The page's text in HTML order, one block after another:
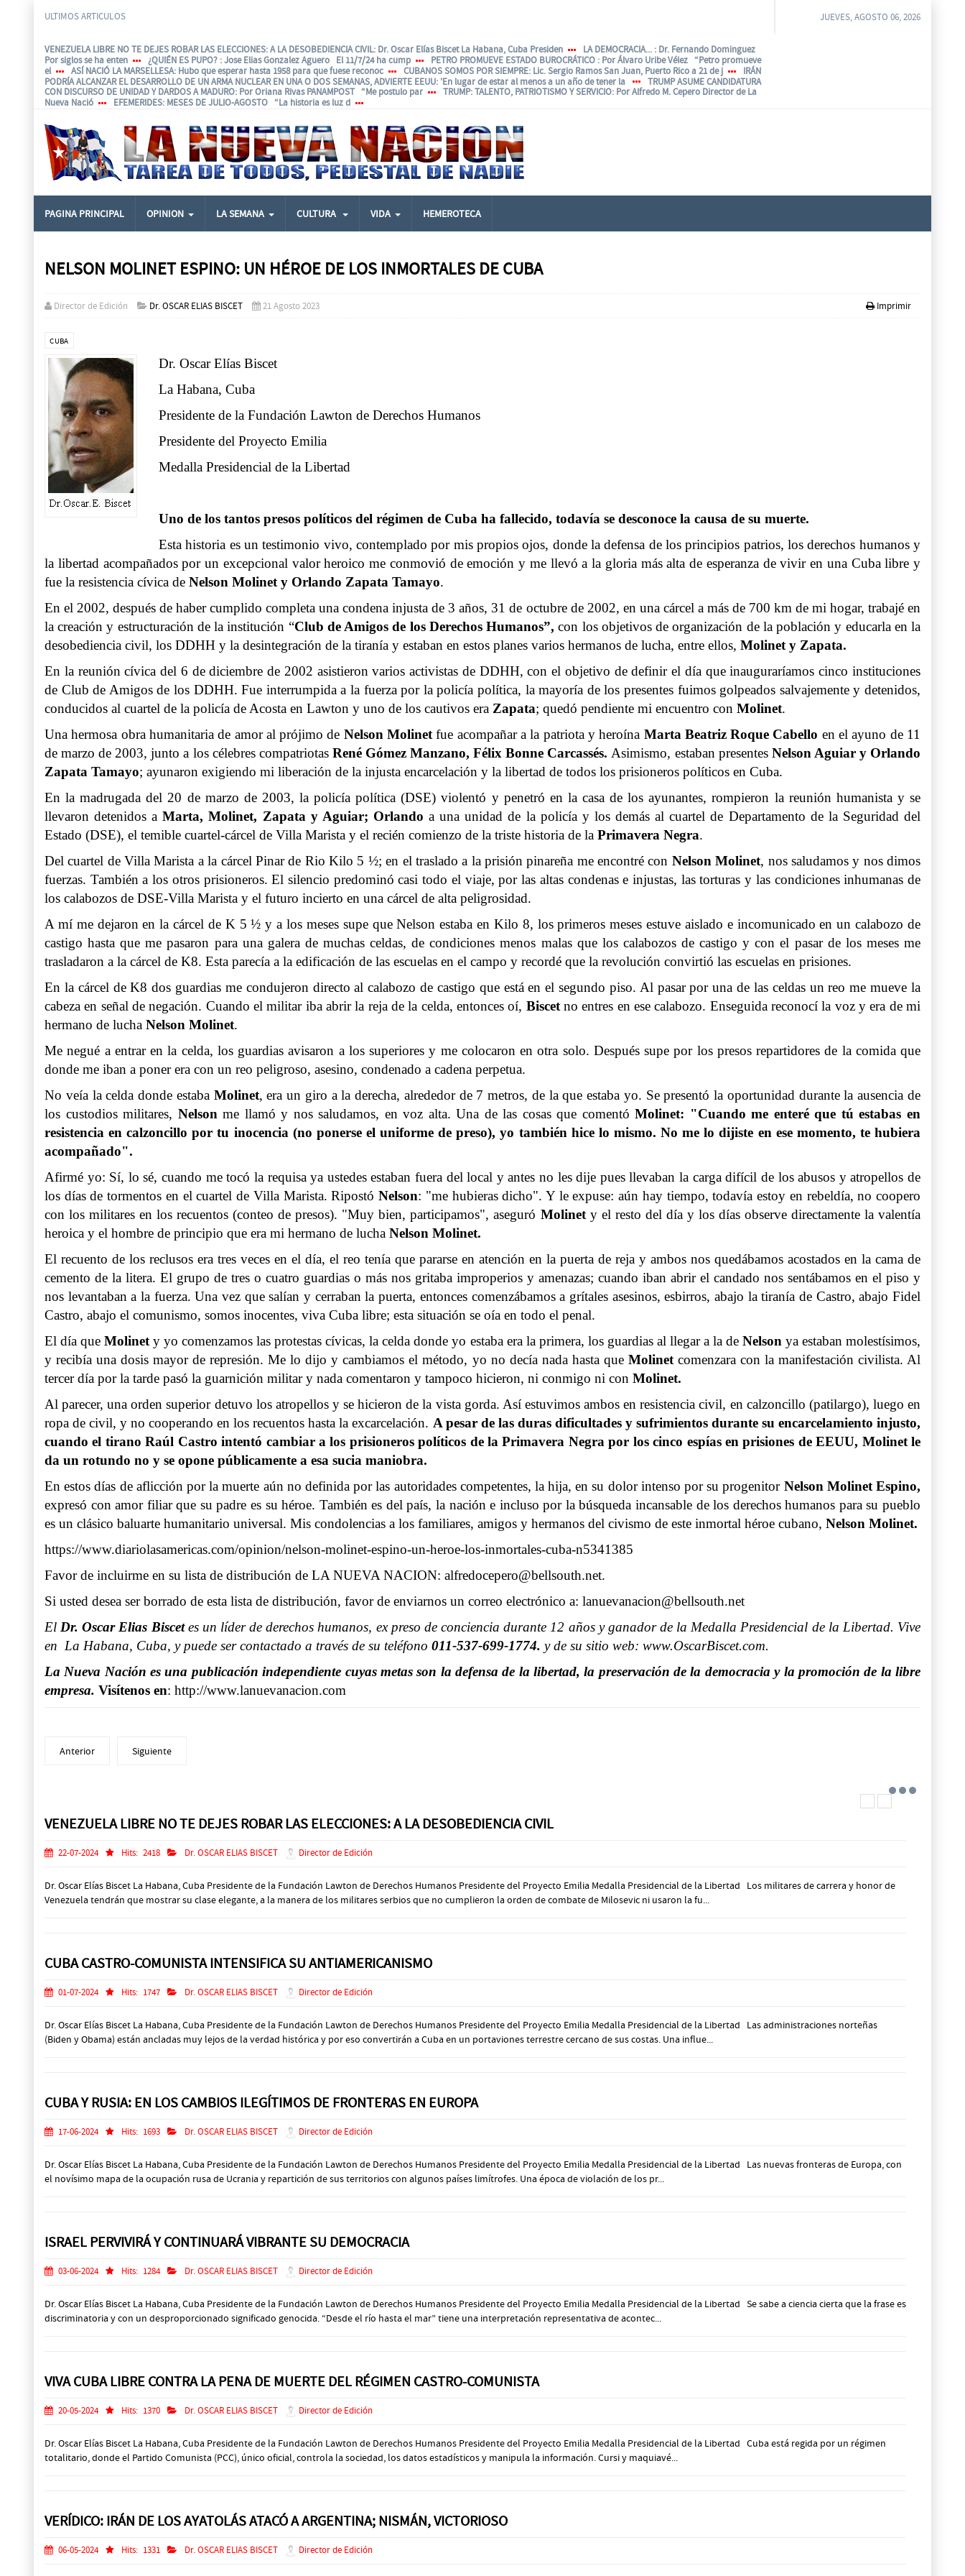
ULTIMOS ARTICULOS
VENEZUELA LIBRE NO TE DEJES ROBAR LAS ELECCIONES: A LA DESOBEDIENCIA CIVIL: Dr. Oscar Elías Biscet La Habana, Cuba Presiden LA DEMOCRACIA... : Dr. Fernando Dominguez
Por siglos se ha enten
¿QUIÉN ES PUPO? : Jose Elias Gonzalez Aguero El 11/7/24 ha cump PETRO PROMUEVE ESTADO BUROCRÁTICO : Por Álvaro Uribe Vélez “Petro promueve
el
ASÍ NACIÓ LA MARSELLESA: Hubo que esperar hasta 1958 para que fuese reconoc CUBANOS SOMOS POR SIEMPRE: Lic. Sergio Ramos San Juan, Puerto Rico a 21 de j
IRÁN
PODRÍA ALCANZAR EL DESARROLLO DE UN ARMA NUCLEAR EN UNA O DOS SEMANAS, ADVIERTE EEUU: 'En lugar de estar al menos a un año de tener la
TRUMP ASUME CANDIDATURA
CON DISCURSO DE UNIDAD Y DARDOS A MADURO: Por Oriana Rivas PANAMPOST “Me postulo par TRUMP: TALENTO, PATRIOTISMO Y SERVICIO: Por Alfredo M. Cepero Director de La
Nueva Nació
EFEMERIDES: MESES DE JULIO-AGOSTO “La historia es luz d
JUEVES, AGOSTO 06, 2026
PAGINA PRINCIPAL OPINION LA SEMANA CULTURA VIDA HEMEROTECA
NELSON MOLINET ESPINO: UN HÉROE DE LOS INMORTALES DE CUBA
Imprimir
Director de Edición Dr. OSCAR ELIAS BISCET 21 Agosto 2023
CUBA
Dr. Oscar Elías Biscet
La Habana, Cuba
Presidente de la Fundación Lawton de Derechos Humanos
Presidente del Proyecto Emilia
Medalla Presidencial de la Libertad
Uno de los tantos presos políticos del régimen de Cuba ha fallecido, todavía se desconoce la causa de su muerte.
Esta historia es un testimonio vivo, contemplado por mis propios ojos, donde la defensa de los principios patrios, los derechos humanos y
la libertad acompañados por un excepcional valor heroico me conmovió de emoción y me llevó a la gloria más alta de esperanza de vivir en una Cuba libre y
fue la resistencia cívica de Nelson Molinet y Orlando Zapata Tamayo.
En el 2002, después de haber cumplido completa una condena injusta de 3 años, 31 de octubre de 2002, en una cárcel a más de 700 km de mi hogar, trabajé en
la creación y estructuración de la institución “Club de Amigos de los Derechos Humanos”, con los objetivos de organización de la población y educarla en la
desobediencia civil, los DDHH y la desintegración de la tiranía y estaban en estos planes varios hermanos de lucha, entre ellos, Molinet y Zapata.
En la reunión cívica del 6 de diciembre de 2002 asistieron varios activistas de DDHH, con el objetivo de definir el día que inauguraríamos cinco instituciones
de Club de Amigos de los DDHH. Fue interrumpida a la fuerza por la policía política, la mayoría de los presentes fuimos golpeados salvajemente y detenidos,
conducidos al cuartel de la policía de Acosta en Lawton y uno de los cautivos era Zapata; quedó pendiente mi encuentro con Molinet.
Una hermosa obra humanitaria de amor al prójimo de Nelson Molinet fue acompañar a la patriota y heroína Marta Beatriz Roque Cabello en el ayuno de 11
de marzo de 2003, junto a los célebres compatriotas René Gómez Manzano, Félix Bonne Carcassés. Asimismo, estaban presentes Nelson Aguiar y Orlando
Zapata Tamayo; ayunaron exigiendo mi liberación de la injusta encarcelación y la libertad de todos los prisioneros políticos en Cuba.
En la madrugada del 20 de marzo de 2003, la policía política (DSE) violentó y penetró en la casa de los ayunantes, rompieron la reunión humanista y se
llevaron detenidos aMarta, Molinet, Zapata y Aguiar; Orlando a una unidad de la policía y los demás al cuartel de Departamento de la Seguridad del
Estado (DSE), el temible cuartel-cárcel de Villa Marista y el recién comienzo de la triste historia de la Primavera Negra.
Del cuartel de Villa Marista a la cárcel Pinar de Rio Kilo 5 ½; en el traslado a la prisión pinareña me encontré con Nelson Molinet, nos saludamos y nos dimos
fuerzas. También a los otros prisioneros. El silencio predominó casi todo el viaje, por las altas condenas e injustas, las torturas y las condiciones inhumanas de
los calabozos de DSE-Villa Marista y el futuro incierto en una cárcel de alta peligrosidad.
A mí me dejaron en la cárcel de K 5 ½ y a los meses supe que Nelson estaba en Kilo 8, los primeros meses estuve aislado e incomunicado en un calabozo de
castigo hasta que me pasaron para una galera de muchas celdas, de condiciones menos malas que los calabozos de castigo y con el pasar de los meses me
trasladaron a la cárcel de K8. Esta parecía a la edificación de las escuelas en el campo y recordé que la revolución convirtió las escuelas en prisiones.
En la cárcel de K8 dos guardias me condujeron directo al calabozo de castigo que está en el segundo piso. Al pasar por una de las celdas un reo me mueve la
cabeza en señal de negación. Cuando el militar iba abrir la reja de la celda, entonces oí, Biscetno entres en ese calabozo. Enseguida reconocí la voz y era de mi
hermano de lucha Nelson Molinet.
Me negué a entrar en la celda, los guardias avisaron a los superiores y me colocaron en otra solo. Después supe por los presos repartidores de la comida que
donde me iban a poner era con un reo peligroso, asesino, condenado a cadena perpetua.
No veía la celda donde estaba Molinet, era un giro a la derecha, alrededor de 7 metros, de la que estaba yo. Se presentó la oportunidad durante la ausencia de
los custodios militares, Nelson me llamó y nos saludamos, en voz alta. Una de las cosas que comentóMolinet: "Cuando me enteré que tú estabas en
resistencia en calzoncillo por tu inocencia (no ponerse el uniforme de preso), yo también hice lo mismo. No me lo dijiste en ese momento, te hubiera
acompañado".
Afirmé yo: Sí, lo sé, cuando me tocó la requisa ya ustedes estaban fuera del local y antes no les dije pues llevaban la carga difícil de los abusos y atropellos de
los días de tormentos en el cuartel de Villa Marista. RipostóNelson: "me hubieras dicho". Y le expuse: aún hay tiempo, todavía estoy en rebeldía, no coopero
con los militares en los recuentos (conteo de presos). "Muy bien, participamos", aseguró Molinety el resto del día y los días observe directamente la valentía
heroica y el hombre de principio que era mi hermano de lucha Nelson Molinet.
El recuento de los reclusos era tres veces en el día, el reo tenía que pararse en atención en la puerta de reja y ambos nos quedábamos acostados en la cama de
cemento de la litera. El grupo de tres o cuatro guardias o más nos gritaba improperios y amenazas; cuando iban abrir el candado nos sentábamos en el piso y
nos levantaban a la fuerza. Una vez que salían y cerraban la puerta, entonces comenzábamos a grítales asesinos, esbirros, abajo la tiranía de Castro, abajo Fidel
Castro, abajo el comunismo, somos inocentes, viva Cuba libre; esta situación se oía en todo el penal.
El día queMolinet y yo comenzamos las protestas cívicas, la celda donde yo estaba era la primera, los guardias al llegar a la de Nelson ya estaban molestísimos,
y recibía una dosis mayor de represión. Me lo dijo y cambiamos el método, yo no decía nada hasta que Molinet comenzara con la manifestación civilista. Al
tercer día por la tarde pasó la guarnición militar y nada comentaron y tampoco hicieron, ni conmigo ni con Molinet.
Al parecer, una orden superior detuvo los atropellos y se hicieron de la vista gorda. Así estuvimos ambos en resistencia civil, en calzoncillo (patilargo), luego en
ropa de civil, y no cooperando en los recuentos hasta la excarcelación. A pesar de las duras dificultades y sufrimientos durante su encarcelamiento injusto,
cuando el tirano Raúl Castro intentó cambiar a los prisioneros políticos de la Primavera Negra por los cinco espías en prisiones de EEUU, Molinet le
da un rotundo no y se opone públicamente a esa sucia maniobra.
En estos días de aflicción por la muerte aún no definida por las autoridades competentes, la hija, en su dolor intenso por su progenitor Nelson Molinet Espino,
expresó con amor filiar que su padre es su héroe. También es del país, la nación e incluso por la búsqueda incansable de los derechos humanos para su pueblo
es un clásico baluarte humanitario universal. Mis condolencias a los familiares, amigos y hermanos del civismo de este inmortal héroe cubano, Nelson Molinet.
https://www.diariolasamericas.com/opinion/nelson-molinet-espino-un-heroe-los-inmortales-cuba-n5341385
Favor de incluirme en su lista de distribución de LA NUEVA NACION: alfredocepero@bellsouth.net.
Si usted desea ser borrado de esta lista de distribución, favor de enviarnos un correo electrónico a: lanuevanacion@bellsouth.net
El Dr. Oscar Elias Biscetes un líder de derechos humanos, ex preso de conciencia durante 12 años y ganador de la Medalla Presidencial de la Libertad. Vive
en La Habana, Cuba, y puede ser contactado a través de su teléfono 011-537-699-1774. y de su sitio web: www.OscarBiscet.com.
La Nueva Nación es una publicación independiente cuyas metas son la defensa de la libertad, la preservación de la democracia y la promoción de la libre
empresa. Visítenos en: http://www.lanuevanacion.com
Anterior Siguiente
VENEZUELA LIBRE NO TE DEJES ROBAR LAS ELECCIONES: A LA DESOBEDIENCIA CIVIL
22-07-2024 Hits: 2418 Dr. OSCAR ELIAS BISCET Director de Edición
Dr. Oscar Elías Biscet La Habana, Cuba Presidente de la Fundación Lawton de Derechos Humanos Presidente del Proyecto Emilia Medalla Presidencial de la Libertad Los militares de carrera y honor de
Venezuela tendrán que mostrar su clase elegante, a la manera de los militares serbios que no cumplieron la orden de combate de Milosevic ni usaron la fu...
CUBA CASTRO-COMUNISTA INTENSIFICA SU ANTIAMERICANISMO
01-07-2024 Hits: 1747 Dr. OSCAR ELIAS BISCET Director de Edición
Dr. Oscar Elías Biscet La Habana, Cuba Presidente de la Fundación Lawton de Derechos Humanos Presidente del Proyecto Emilia Medalla Presidencial de la Libertad Las administraciones norteñas
(Biden y Obama) están ancladas muy lejos de la verdad histórica y por eso convertirán a Cuba en un portaviones terrestre cercano de sus costas. Una influe...
CUBA Y RUSIA: EN LOS CAMBIOS ILEGÍTIMOS DE FRONTERAS EN EUROPA
17-06-2024 Hits: 1693 Dr. OSCAR ELIAS BISCET Director de Edición
Dr. Oscar Elías Biscet La Habana, Cuba Presidente de la Fundación Lawton de Derechos Humanos Presidente del Proyecto Emilia Medalla Presidencial de la Libertad Las nuevas fronteras de Europa, con
el novísimo mapa de la ocupación rusa de Ucrania y repartición de sus territorios con algunos países limítrofes. Una época de violación de los pr...
ISRAEL PERVIVIRÁ Y CONTINUARÁ VIBRANTE SU DEMOCRACIA
03-06-2024 Hits: 1284 Dr. OSCAR ELIAS BISCET Director de Edición
Dr. Oscar Elías Biscet La Habana, Cuba Presidente de la Fundación Lawton de Derechos Humanos Presidente del Proyecto Emilia Medalla Presidencial de la Libertad Se sabe a ciencia cierta que la frase es
discriminatoria y con un desproporcionado significado genocida. “Desde el río hasta el mar” tiene una interpretación representativa de acontec...
VIVA CUBA LIBRE CONTRA LA PENA DE MUERTE DEL RÉGIMEN CASTRO-COMUNISTA
20-05-2024 Hits: 1370 Dr. OSCAR ELIAS BISCET Director de Edición
Dr. Oscar Elías Biscet La Habana, Cuba Presidente de la Fundación Lawton de Derechos Humanos Presidente del Proyecto Emilia Medalla Presidencial de la Libertad Cuba está regida por un régimen
totalitario, donde el Partido Comunista (PCC), único oficial, controla la sociedad, los datos estadísticos y manipula la información. Cursi y maquiavé...
VERÍDICO: IRÁN DE LOS AYATOLÁS ATACÓ A ARGENTINA; NISMÁN, VICTORIOSO
06-05-2024 Hits: 1331 Dr. OSCAR ELIAS BISCET Director de Edición